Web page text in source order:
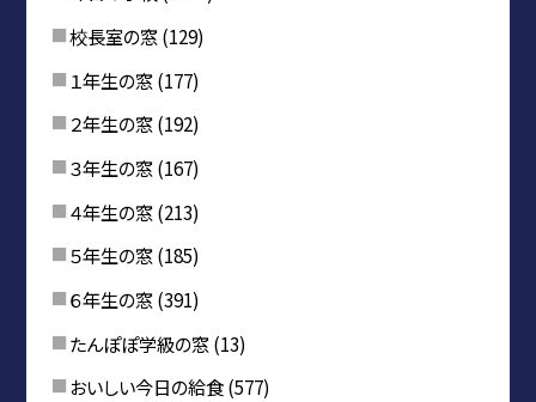
校長室の窓(129)
１年生の窓(177)
２年生の窓(192)
３年生の窓(167)
４年生の窓(213)
５年生の窓(185)
６年生の窓(391)
たんぽぽ学級の窓(13)
おいしい今日の給食(577)